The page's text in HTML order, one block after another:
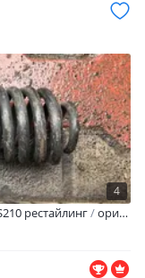
4
рестайлинг
оригинал